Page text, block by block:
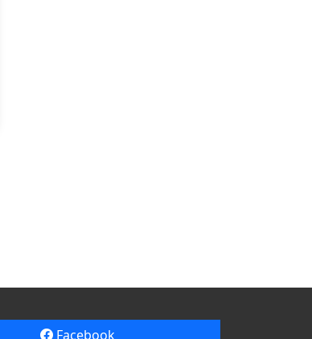
Facebook